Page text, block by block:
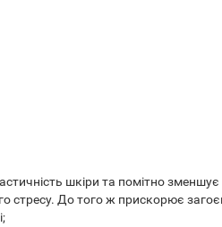
шкіри та помітно зменшує
стресу. До того ж прискорює